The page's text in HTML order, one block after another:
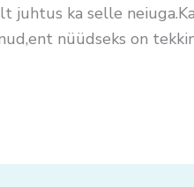
juhtus ka selle
nüüdseks on